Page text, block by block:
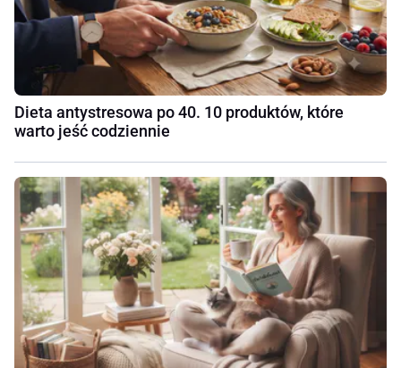
Dieta antystresowa po 40. 10 produktów, które
warto jeść codziennie